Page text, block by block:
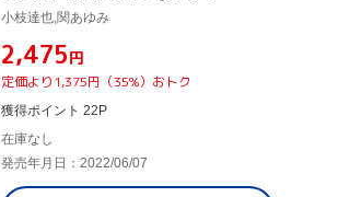
小枝達也,関あゆみ
¥2,475円
定価より1,375円（35%）おトク
獲得ポイント 22P
在庫なし
発売年月日：2022/06/07